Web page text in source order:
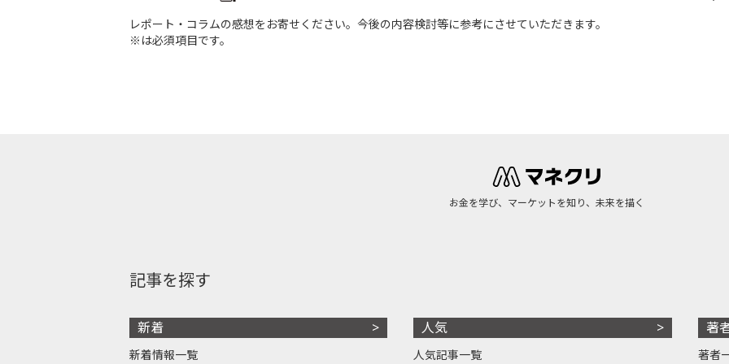
レポート・コラムの感想をお寄せください。今後の内容検討等に参考にさせていただきます。
※は必須項目です。
お金を学び、マーケットを知り、未来を描く
記事を探す
新着
新着情報一覧
人気
人気記事一覧
著
著者